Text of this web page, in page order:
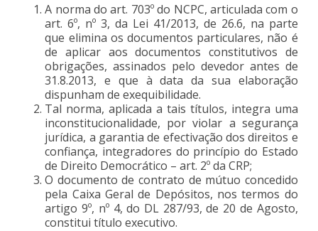
A norma do art. 703º do NCPC, articulada com o
art. 6º, nº 3, da Lei 41/2013, de 26.6, na parte
que elimina os documentos particulares, não é
de aplicar aos documentos constitutivos de
obrigações, assinados pelo devedor antes de
31.8.2013, e que à data da sua elaboração
dispunham de exequibilidade.
Tal norma, aplicada a tais títulos, integra uma
inconstitucionalidade, por violar a segurança
jurídica, a garantia de efectivação dos direitos e
confiança, integradores do princípio do Estado
de Direito Democrático – art. 2º da CRP;
O documento de contrato de mútuo concedido
pela Caixa Geral de Depósitos, nos termos do
artigo 9º, nº 4, do DL 287/93, de 20 de Agosto,
constitui título executivo.